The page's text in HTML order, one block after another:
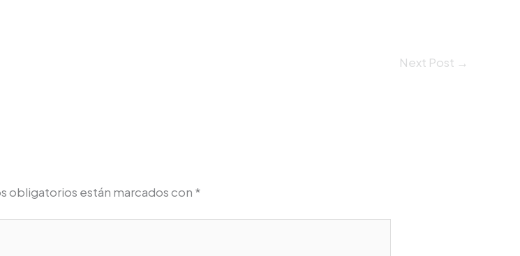
Next Post →
obligatorios están marcados con *